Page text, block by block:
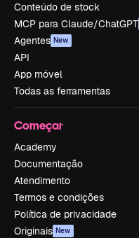
Conteúdo de stock
MCP para Claude/ChatGPT
Agentes New
API
App móvel
Todas as ferramentas
Começar
Academy
Documentação
Atendimento
Termos e condições
Política de privacidade
Originais New